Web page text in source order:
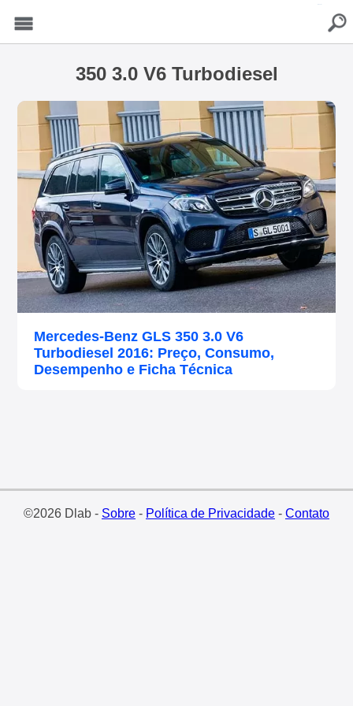
350 3.0 V6 Turbodiesel
Mercedes-Benz GLS 350 3.0 V6
Turbodiesel 2016: Preço, Consumo,
Desempenho e Ficha Técnica
©2026 Dlab - Sobre- Política de Privacidade- Contato